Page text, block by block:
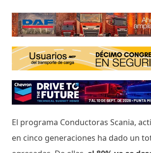
El programa Conductoras Scania,
en cinco generaciones ha dado un